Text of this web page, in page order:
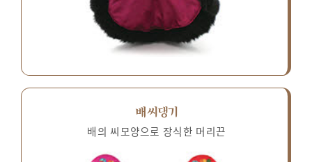
배씨댕기
배의 씨모양으로 장식한 머리끈